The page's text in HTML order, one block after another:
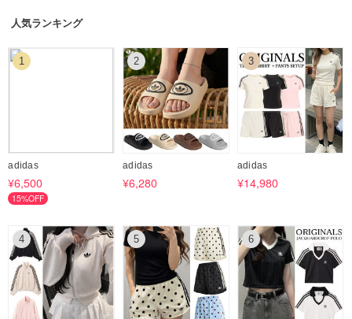
ぜひご利用くださいませ。
■クーポンコード：KPUPU128
■ご利用期間：2026年08月10日まで
人気ランキング
1
adidas
¥6,500
15%OFF
2
adidas
¥6,280
3
adidas
¥14,980
4 5 6